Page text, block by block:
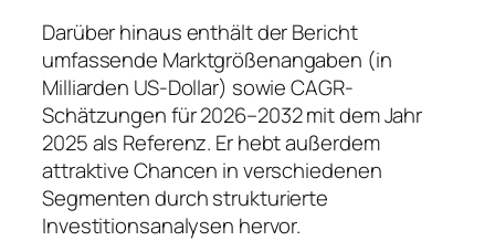
Darüber hinaus enthält der Bericht
umfassende Marktgrößenangaben (in
Milliarden US-Dollar) sowie CAGR-
Schätzungen für 2026–2032 mit dem Jahr
2025 als Referenz. Er hebt außerdem
attraktive Chancen in verschiedenen
Segmenten durch strukturierte
Investitionsanalysen hervor.